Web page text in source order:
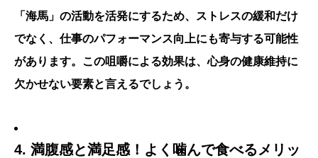
「海馬」の活動を活発にするため、ストレスの緩和だけ
でなく、仕事のパフォーマンス向上にも寄与する可能性
があります。 この咀嚼による効果は、心身の健康維持に
欠かせない要素と言えるでしょう。
4. 満腹感と満足感！よく噛んで食べるメリッ